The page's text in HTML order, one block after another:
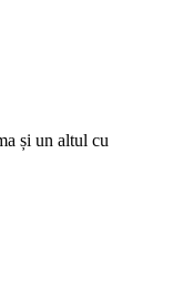
și un altul cu